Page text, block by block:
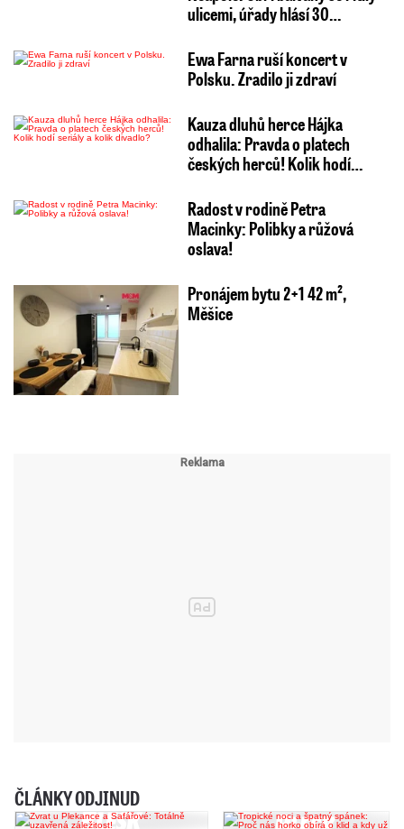
ulicemi, úřady hlásí 30…
Ewa Farna ruší koncert v
Polsku. Zradilo ji zdraví
Kauza dluhů herce Hájka
odhalila: Pravda o platech
českých herců! Kolik hodí…
Radost v rodině Petra
Macinky: Polibky a růžová
oslava!
Pronájem bytu 2+1 42 m²,
Měšice
ČLÁNKY ODJINUD